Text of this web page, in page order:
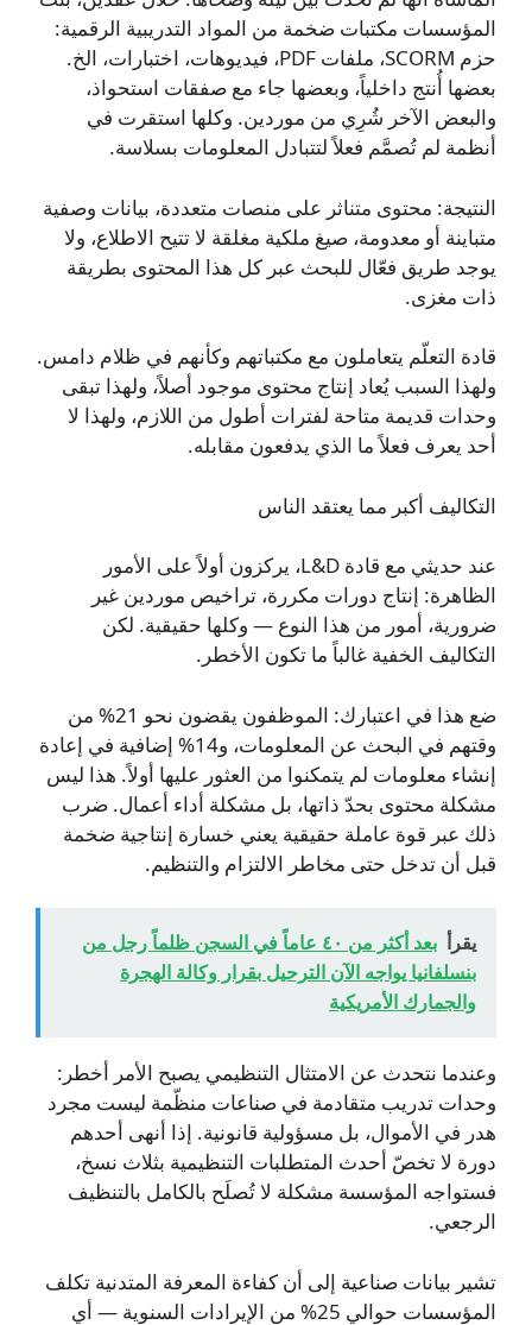
المؤسسات مكتبات ضخمة من المواد التدريبية الرقمية:
حزم SCORM، ملفات PDF، فيديوهات، اختبارات، الخ.
بعضها أُنتج داخلياً، وبعضها جاء مع صفقات استحواذ،
والبعض الآخر شُرِي من موردين. وكلها استقرت في
أنظمة لم تُصمَّم فعلاً لتتبادل المعلومات بسلاسة.
النتيجة: محتوى متناثر على منصات متعددة، بيانات وصفية
متباينة أو معدومة، صيغ ملكية مغلقة لا تتيح الاطلاع، ولا
يوجد طريق فعّال للبحث عبر كل هذا المحتوى بطريقة
ذات مغزى.
قادة التعلّم يتعاملون مع مكتباتهم وكأنهم في ظلام دامس.
ولهذا السبب يُعاد إنتاج محتوى موجود أصلاً، ولهذا تبقى
وحدات قديمة متاحة لفترات أطول من اللازم، ولهذا لا
أحد يعرف فعلاً ما الذي يدفعون مقابله.
التكاليف أكبر مما يعتقد الناس
عند حديثي مع قادة L&D، يركزون أولاً على الأمور
الظاهرة: إنتاج دورات مكررة، تراخيص موردين غير
ضرورية، أمور من هذا النوع — وكلها حقيقية. لكن
التكاليف الخفية غالباً ما تكون الأخطر.
ضع هذا في اعتبارك: الموظفون يقضون نحو 21% من
وقتهم في البحث عن المعلومات، و14% إضافية في إعادة
إنشاء معلومات لم يتمكنوا من العثور عليها أولاً. هذا ليس
مشكلة محتوى بحدّ ذاتها، بل مشكلة أداء أعمال. ضرب
ذلك عبر قوة عاملة حقيقية يعني خسارة إنتاجية ضخمة
قبل أن تدخل حتى مخاطر الالتزام والتنظيم.
يقرأ
بعد أكثر من ٤٠ عاماً في السجن ظلماً رجل من
بنسلفانيا يواجه الآن الترحيل بقرار وكالة الهجرة
والجمارك الأمريكية
وعندما نتحدث عن الامتثال التنظيمي يصبح الأمر أخطر:
وحدات تدريب متقادمة في صناعات منظّمة ليست مجرد
هدر في الأموال، بل مسؤولية قانونية. إذا أنهى أحدهم
دورة لا تخصّ أحدث المتطلبات التنظيمية بثلاث نسخ،
فستواجه المؤسسة مشكلة لا تُصلَح بالكامل بالتنظيف
الرجعي.
تشير بيانات صناعية إلى أن كفاءة المعرفة المتدنية تكلف
المؤسسات حوالي 25% من الإيرادات السنوية — أي